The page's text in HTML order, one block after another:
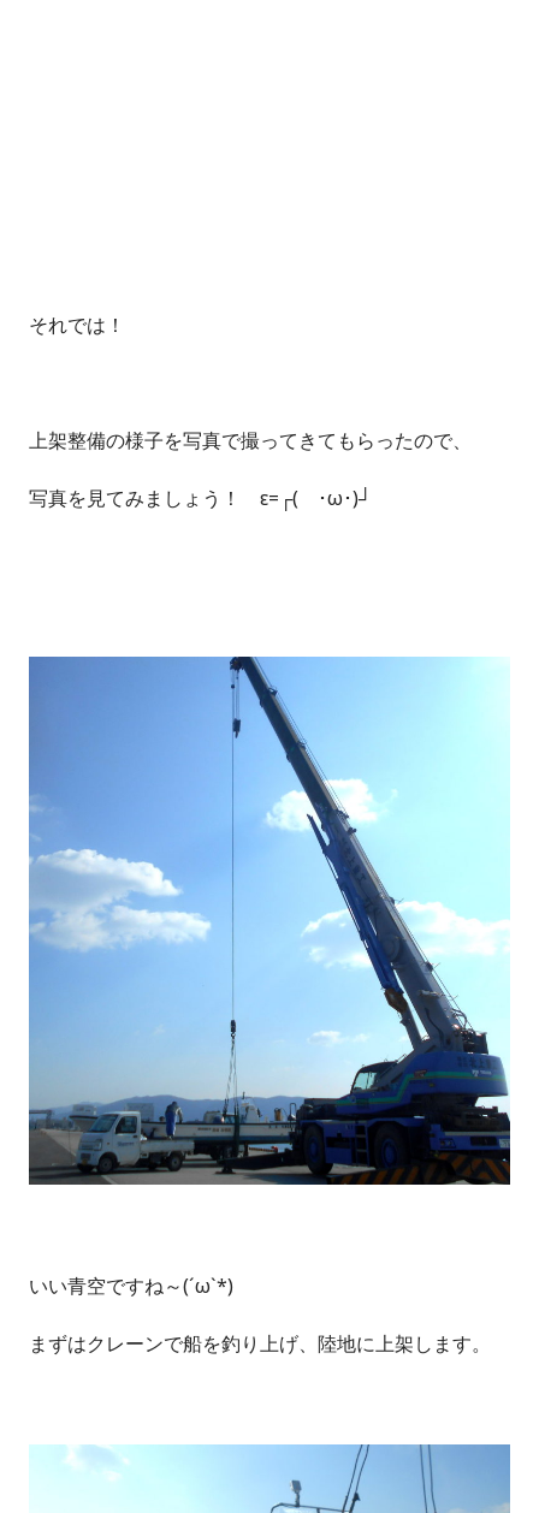
それでは！
上架整備の様子を写真で撮ってきてもらったので、
写真を見てみましょう！ ε=┌( ･ω･)┘
いい青空ですね～(´ω`*)
まずはクレーンで船を釣り上げ、陸地に上架します。